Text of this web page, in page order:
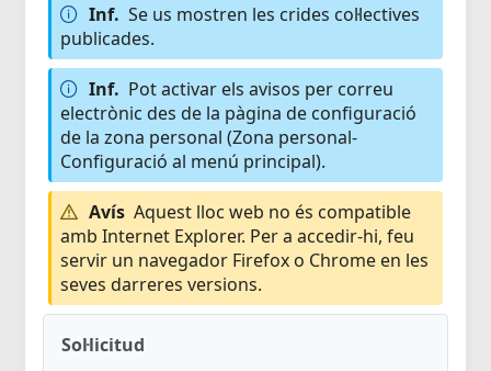
Inf. Se us mostren les crides col·lectives
publicades.
Inf. Pot activar els avisos per correu
electrònic des de la pàgina de configuració
de la zona personal (Zona personal-
Configuració al menú principal).
Avís Aquest lloc web no és compatible
amb Internet Explorer. Per a accedir-hi, feu
servir un navegador Firefox o Chrome en les
seves darreres versions.
Sol·licitud